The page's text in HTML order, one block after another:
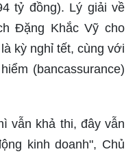
tỷ đồng). Lý giải về
Đặng Khắc Vỹ cho
kỳ nghỉ tết, cùng với
(bancassurance)
vẫn khả thi, đây vẫn
kinh doanh", Chủ